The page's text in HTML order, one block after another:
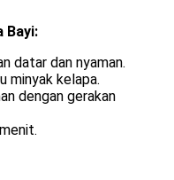
Bayi:
datar dan nyaman.
minyak kelapa.
dengan gerakan